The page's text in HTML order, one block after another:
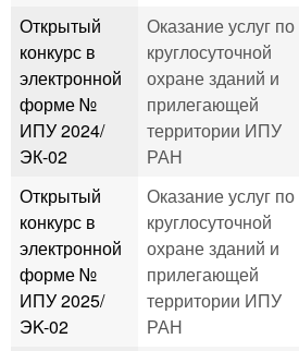
Открытый
конкурс в
электронной
форме №
ИПУ 2024/
ЭК-02
Оказание услуг по
круглосуточной
охране зданий и
прилегающей
территории ИПУ
РАН
Открытый
конкурс в
электронной
форме №
ИПУ 2025/
ЭK-02
Оказание услуг по
круглосуточной
охране зданий и
прилегающей
территории ИПУ
РАН